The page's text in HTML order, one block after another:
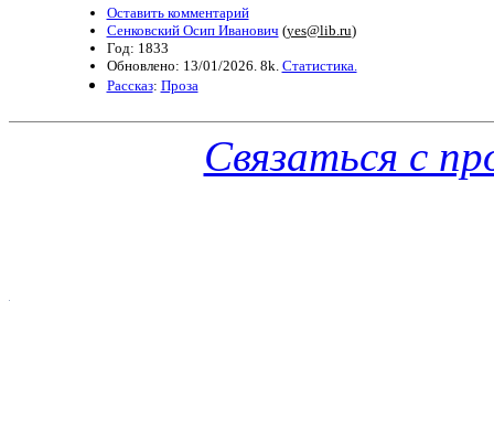
Оставить комментарий
Сенковский Осип Иванович (yes@lib.ru)
Год: 1833
Обновлено: 13/01/2026. 8k. Статистика.
Рассказ: Проза
Связаться с